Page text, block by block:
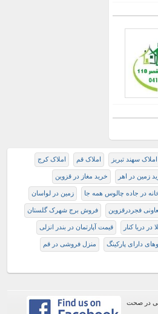
املاک سهند تبریز املاک قم املاک کرج
زمین در اهر خرید مغاز در قزوین
در جاده چالوس همه جا زمین در لواسان
فجردرقزوین فروش برج شهرک گلستان
دریا کنار قیمت آپارتمان در بندر انزلی
دارای پارکینگ منزل فروشی در قم
لذا سایت املاک 118هیچ گونه مسئولیتی در صحت